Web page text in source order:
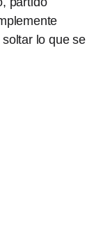
soltar lo que se